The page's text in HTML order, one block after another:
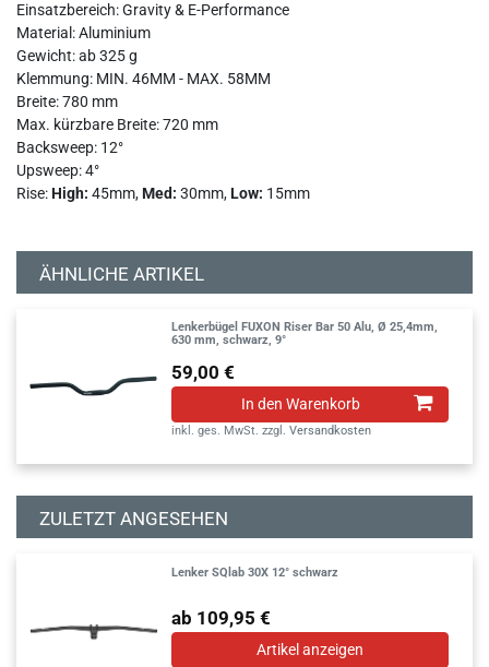
Einsatzbereich: Gravity & E-Performance
Material: Aluminium
Gewicht: ab 325 g
Klemmung: MIN. 46MM - MAX. 58MM
Breite: 780 mm
Max. kürzbare Breite: 720 mm
Backsweep: 12°
Upsweep: 4°
Rise:High: 45mm,Med: 30mm,Low: 15mm
ÄHNLICHE ARTIKEL
Lenkerbügel FUXON Riser Bar 50 Alu, Ø 25,4mm,
630 mm, schwarz, 9°
59,00 €
In den Warenkorb
inkl. ges. MwSt. zzgl.Versandkosten
ZULETZT ANGESEHEN
Lenker SQlab 30X 12° schwarz
ab 109,95 €
Artikel anzeigen